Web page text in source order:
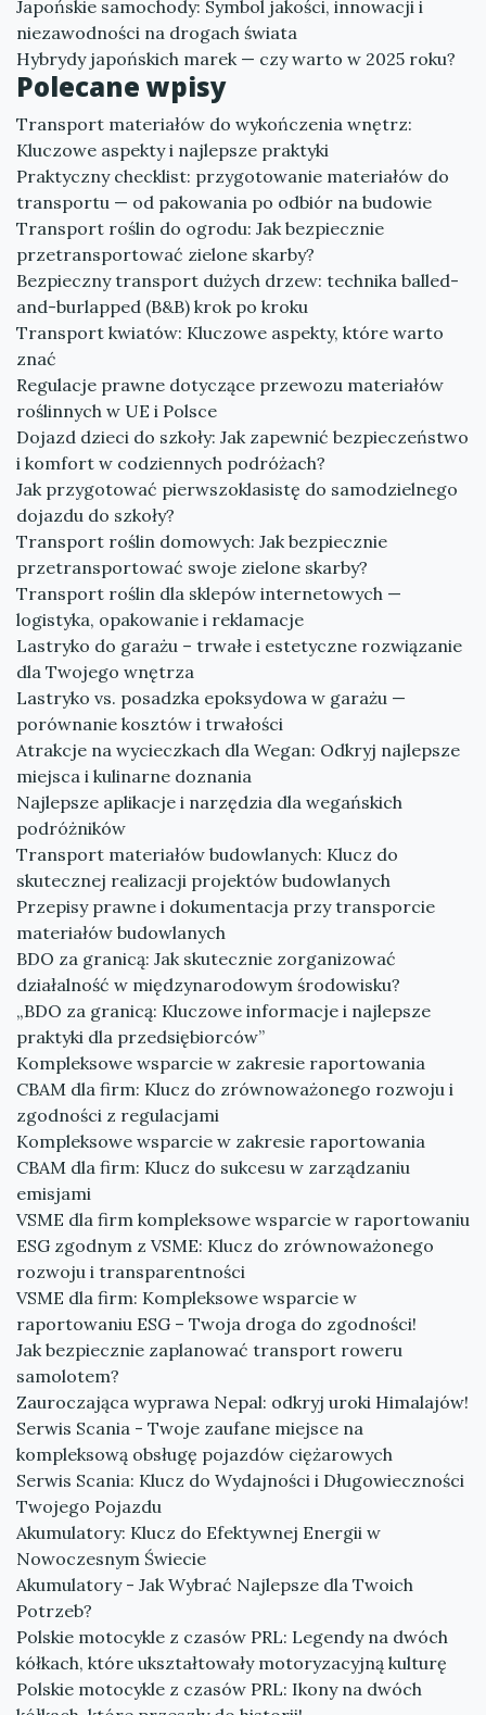
Japońskie samochody: Symbol jakości, innowacji i
niezawodności na drogach świata
Hybrydy japońskich marek — czy warto w 2025 roku?
Polecane wpisy
Transport materiałów do wykończenia wnętrz:
Kluczowe aspekty i najlepsze praktyki
Praktyczny checklist: przygotowanie materiałów do
transportu — od pakowania po odbiór na budowie
Transport roślin do ogrodu: Jak bezpiecznie
przetransportować zielone skarby?
Bezpieczny transport dużych drzew: technika balled-
and-burlapped (B&B) krok po kroku
Transport kwiatów: Kluczowe aspekty, które warto
znać
Regulacje prawne dotyczące przewozu materiałów
roślinnych w UE i Polsce
Dojazd dzieci do szkoły: Jak zapewnić bezpieczeństwo
i komfort w codziennych podróżach?
Jak przygotować pierwszoklasistę do samodzielnego
dojazdu do szkoły?
Transport roślin domowych: Jak bezpiecznie
przetransportować swoje zielone skarby?
Transport roślin dla sklepów internetowych —
logistyka, opakowanie i reklamacje
Lastryko do garażu – trwałe i estetyczne rozwiązanie
dla Twojego wnętrza
Lastryko vs. posadzka epoksydowa w garażu —
porównanie kosztów i trwałości
Atrakcje na wycieczkach dla Wegan: Odkryj najlepsze
miejsca i kulinarne doznania
Najlepsze aplikacje i narzędzia dla wegańskich
podróżników
Transport materiałów budowlanych: Klucz do
skutecznej realizacji projektów budowlanych
Przepisy prawne i dokumentacja przy transporcie
materiałów budowlanych
BDO za granicą: Jak skutecznie zorganizować
działalność w międzynarodowym środowisku?
„BDO za granicą: Kluczowe informacje i najlepsze
praktyki dla przedsiębiorców”
Kompleksowe wsparcie w zakresie raportowania
CBAM dla firm: Klucz do zrównoważonego rozwoju i
zgodności z regulacjami
Kompleksowe wsparcie w zakresie raportowania
CBAM dla firm: Klucz do sukcesu w zarządzaniu
emisjami
VSME dla firm kompleksowe wsparcie w raportowaniu
ESG zgodnym z VSME: Klucz do zrównoważonego
rozwoju i transparentności
VSME dla firm: Kompleksowe wsparcie w
raportowaniu ESG – Twoja droga do zgodności!
Jak bezpiecznie zaplanować transport roweru
samolotem?
Zauroczająca wyprawa Nepal: odkryj uroki Himalajów!
Serwis Scania - Twoje zaufane miejsce na
kompleksową obsługę pojazdów ciężarowych
Serwis Scania: Klucz do Wydajności i Długowieczności
Twojego Pojazdu
Akumulatory: Klucz do Efektywnej Energii w
Nowoczesnym Świecie
Akumulatory - Jak Wybrać Najlepsze dla Twoich
Potrzeb?
Polskie motocykle z czasów PRL: Legendy na dwóch
kółkach, które ukształtowały motoryzacyjną kulturę
Polskie motocykle z czasów PRL: Ikony na dwóch